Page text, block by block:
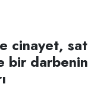
cinayet,
bir darbenin